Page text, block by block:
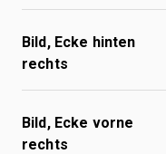
Bild, Ecke hinten
rechts
Bild, Ecke vorne
rechts